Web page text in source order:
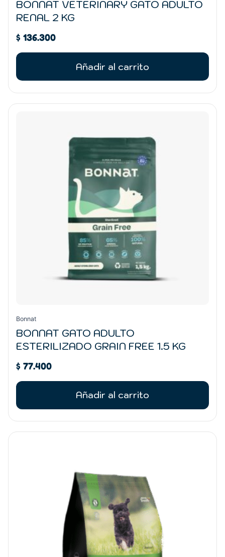
BONNAT VETERINARY GATO ADULTO
RENAL 2 KG
$ 136.300
Añadir al carrito
Bonnat
BONNAT GATO ADULTO
ESTERILIZADO GRAIN FREE 1.5 KG
$ 77.400
Añadir al carrito
desde
$ 40.200
hasta
$ 170.500